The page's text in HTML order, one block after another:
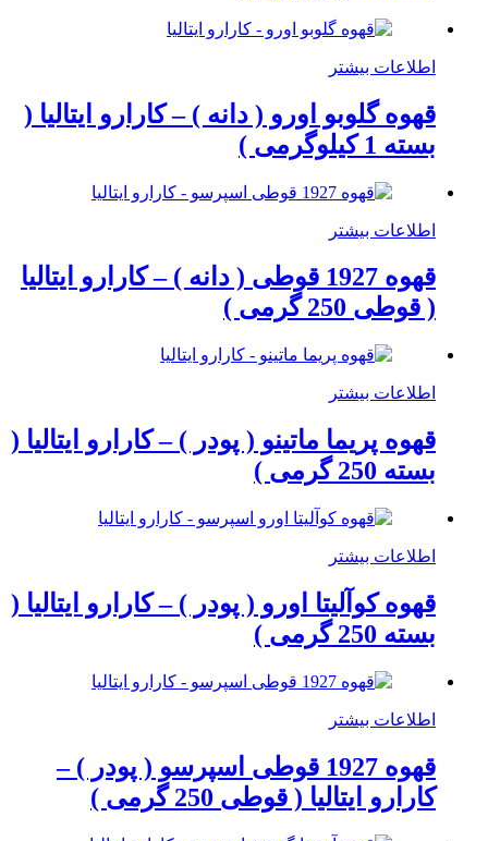
اطلاعات بیشتر
قهوه گلوبو اورو ( دانه ) – کارارو ایتالیا (
بسته 1 کیلوگرمی )
اطلاعات بیشتر
قهوه 1927 قوطی ( دانه ) – کارارو ایتالیا
( قوطی 250 گرمی )
اطلاعات بیشتر
قهوه پریما ماتینو ( پودر ) – کارارو ایتالیا (
بسته 250 گرمی )
اطلاعات بیشتر
قهوه کوآلیتا اورو ( پودر ) – کارارو ایتالیا (
بسته 250 گرمی )
اطلاعات بیشتر
قهوه 1927 قوطی اسپرسو ( پودر ) –
کارارو ایتالیا ( قوطی 250 گرمی )